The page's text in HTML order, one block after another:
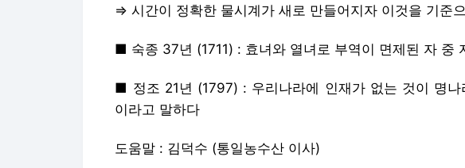
Copyright © 노컷뉴스. 무단전재 및 재배포 금지.